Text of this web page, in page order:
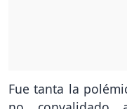
Fue tanta la